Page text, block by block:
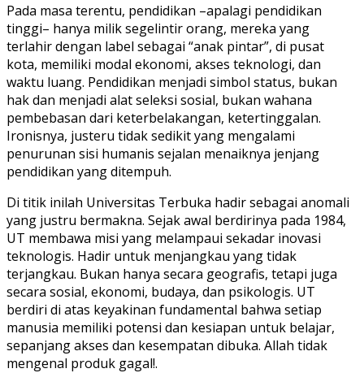
Pada masa terentu, pendidikan –apalagi pendidikan
tinggi– hanya milik segelintir orang, mereka yang
terlahir dengan label sebagai “anak pintar”, di pusat
kota, memiliki modal ekonomi, akses teknologi, dan
waktu luang. Pendidikan menjadi simbol status, bukan
hak dan menjadi alat seleksi sosial, bukan wahana
pembebasan dari keterbelakangan, ketertinggalan.
Ironisnya, justeru tidak sedikit yang mengalami
penurunan sisi humanis sejalan menaiknya jenjang
pendidikan yang ditempuh.
Di titik inilah Universitas Terbuka hadir sebagai anomali
yang justru bermakna. Sejak awal berdirinya pada 1984,
UT membawa misi yang melampaui sekadar inovasi
teknologis. Hadir untuk menjangkau yang tidak
terjangkau. Bukan hanya secara geografis, tetapi juga
secara sosial, ekonomi, budaya, dan psikologis. UT
berdiri di atas keyakinan fundamental bahwa setiap
manusia memiliki potensi dan kesiapan untuk belajar,
sepanjang akses dan kesempatan dibuka. Allah tidak
mengenal produk gagal!.